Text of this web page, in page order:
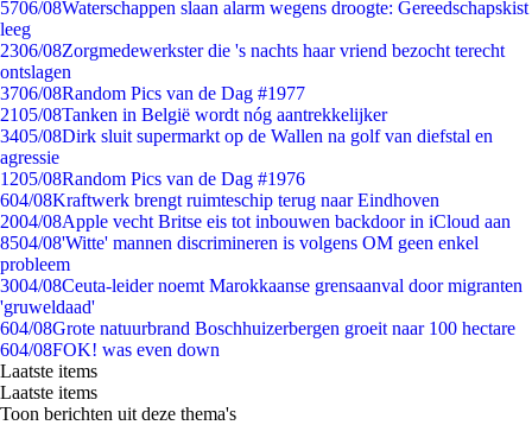
5706/08Waterschappen slaan alarm wegens droogte: Gereedschapskist
leeg
2306/08Zorgmedewerkster die 's nachts haar vriend bezocht terecht
ontslagen
3706/08Random Pics van de Dag #1977
2105/08Tanken in België wordt nóg aantrekkelijker
3405/08Dirk sluit supermarkt op de Wallen na golf van diefstal en
agressie
1205/08Random Pics van de Dag #1976
604/08Kraftwerk brengt ruimteschip terug naar Eindhoven
2004/08Apple vecht Britse eis tot inbouwen backdoor in iCloud aan
8504/08'Witte' mannen discrimineren is volgens OM geen enkel
probleem
3004/08Ceuta-leider noemt Marokkaanse grensaanval door migranten
'gruweldaad'
604/08Grote natuurbrand Boschhuizerbergen groeit naar 100 hectare
604/08FOK! was even down
Laatste items
Laatste items
Toon berichten uit deze thema's